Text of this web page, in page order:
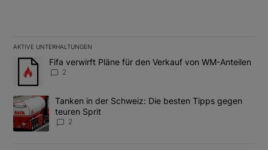
AKTIVE UNTERHALTUNGEN
Das Folgende ist eine Liste der am meisten kommentierten
Ein Trendartikel mit dem Titel "Fifa verwirft Pläne für den
Fifa verwirft Pläne für den Verkauf von WM-Anteilen
2
Ein Trendartikel mit dem Titel "Tanken in der Schweiz: Die
Tanken in der Schweiz: Die besten Tipps gegen
teuren Sprit
2